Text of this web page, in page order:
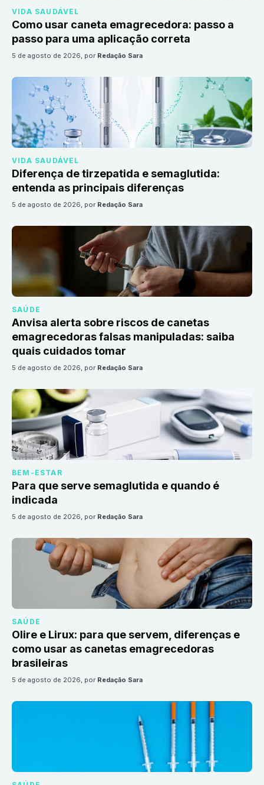
VIDA SAUDÁVEL
Como usar caneta emagrecedora: passo a
passo para uma aplicação correta
5 de agosto de 2026, por Redação Sara
VIDA SAUDÁVEL
Diferença de tirzepatida e semaglutida:
entenda as principais diferenças
5 de agosto de 2026, por Redação Sara
SAÚDE
Anvisa alerta sobre riscos de canetas
emagrecedoras falsas manipuladas: saiba
quais cuidados tomar
5 de agosto de 2026, por Redação Sara
BEM-ESTAR
Para que serve semaglutida e quando é
indicada
5 de agosto de 2026, por Redação Sara
SAÚDE
Olire e Lirux: para que servem, diferenças e
como usar as canetas emagrecedoras
brasileiras
5 de agosto de 2026, por Redação Sara